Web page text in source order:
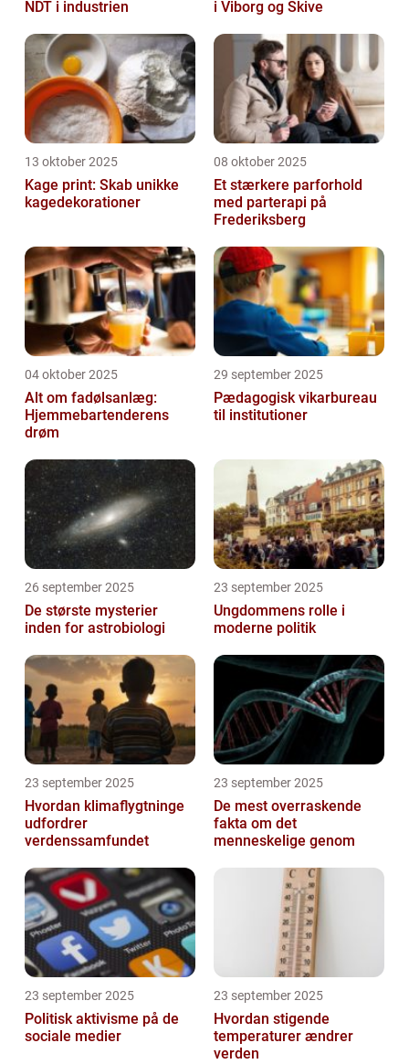
NDT i industrien i Viborg og Skive
13 oktober 2025
Kage print: Skab unikke
kagedekorationer
08 oktober 2025
Et stærkere parforhold
med parterapi på
Frederiksberg
04 oktober 2025
Alt om fadølsanlæg:
Hjemmebartenderens
drøm
29 september 2025
Pædagogisk vikarbureau
til institutioner
26 september 2025
De største mysterier
inden for astrobiologi
23 september 2025
Ungdommens rolle i
moderne politik
23 september 2025
Hvordan klimaflygtninge
udfordrer
verdenssamfundet
23 september 2025
De mest overraskende
fakta om det
menneskelige genom
23 september 2025
Politisk aktivisme på de
sociale medier
23 september 2025
Hvordan stigende
temperaturer ændrer
verden